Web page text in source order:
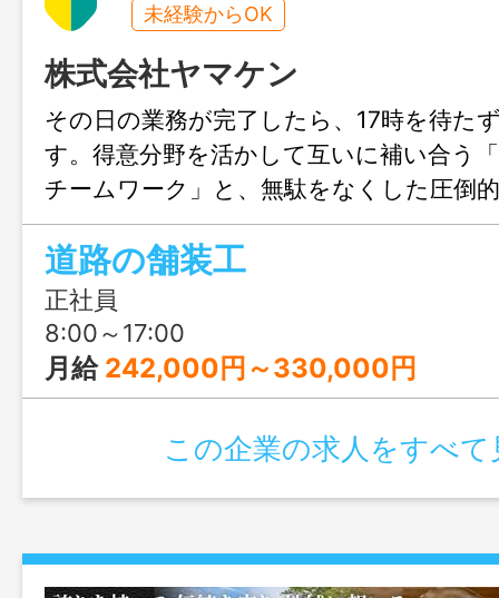
未経験からOK
株式会社ヤマケン
その日の業務が完了したら、17時を待た
す。得意分野を活かして互いに補い合う
チームワーク」と、無駄をなくした圧倒
がヤマケンの最大の強みです。年間休日
という環境で、趣味やプライベートを
実した毎日を手に入れませんか。
道路の舗装工
正社員
8:00～17:00
月給 242,000円～330,000円
この企業の求人をすべて